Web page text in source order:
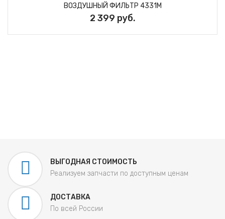
ВОЗДУШНЫЙ ФИЛЬТР 4331М
2 399 руб.
ВЫГОДНАЯ СТОИМОСТЬ
Реализуем запчасти по доступным ценам
ДОСТАВКА
По всей России